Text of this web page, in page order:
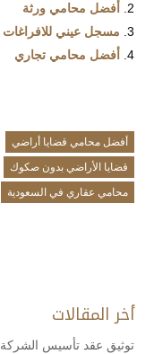
أفضل محامي ورثة
مسجل عيني للافراغات
أفضل محامي تجاري
أفضل محامي قضايا أراضي
قضايا الأراضي بدون صكوك
محامي عقاري في السعودية
أخر المقالات
توثيق عقد تأسيس الشركة